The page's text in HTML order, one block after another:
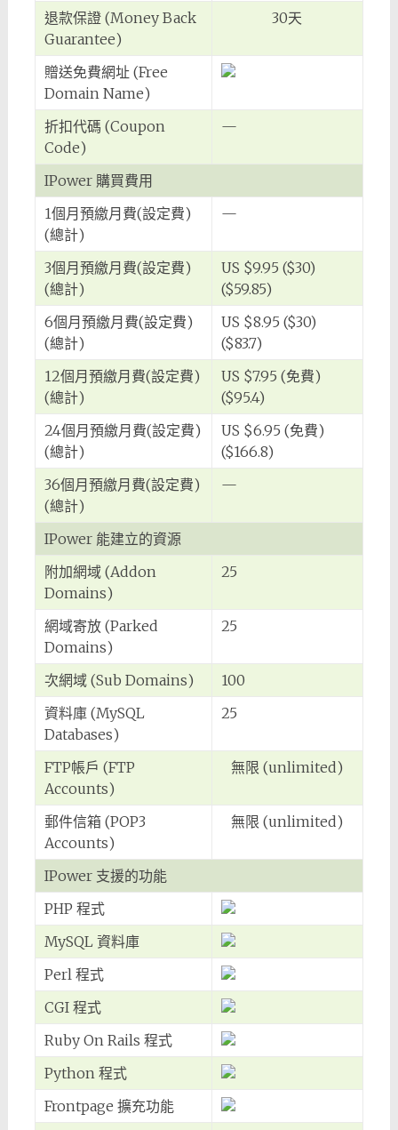
退款保證 (Money Back
Guarantee)
30天
贈送免費網址 (Free
Domain Name)
折扣代碼 (Coupon
Code)
—
IPower 購買費用
1個月預繳月費(設定費)
(總計)
—
3個月預繳月費(設定費)
(總計)
US $9.95 ($30)
($59.85)
6個月預繳月費(設定費)
(總計)
US $8.95 ($30)
($83.7)
12個月預繳月費(設定費)
(總計)
US $7.95 (免費)
($95.4)
24個月預繳月費(設定費)
(總計)
US $6.95 (免費)
($166.8)
36個月預繳月費(設定費)
(總計)
—
IPower 能建立的資源
附加網域 (Addon
Domains)
25
網域寄放 (Parked
Domains)
25
次網域 (Sub Domains)
100
資料庫 (MySQL
Databases)
25
FTP帳戶 (FTP
Accounts)
無限 (unlimited)
郵件信箱 (POP3
Accounts)
無限 (unlimited)
IPower 支援的功能
PHP 程式
MySQL 資料庫
Perl 程式
CGI 程式
Ruby On Rails 程式
Python 程式
Frontpage 擴充功能